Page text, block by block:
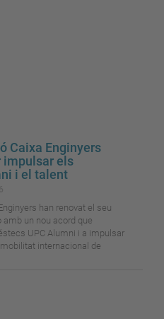
Caixa Enginyers
impulsar els
i el talent
han renovat el seu
un nou acord que
UPC Alumni i a impulsar
internacional de